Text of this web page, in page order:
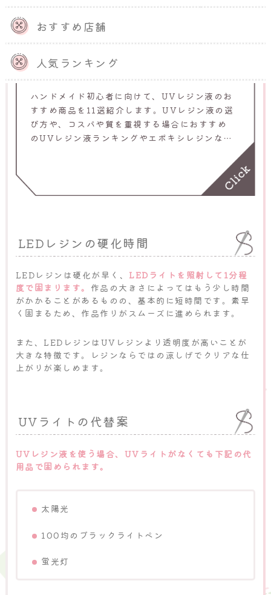
おすすめ店舗
人気ランキング
UVレジン液のおすすめ11選！初心者
向けUVレジン液の選び方とは
ハンドメイド初心者に向けて、UVレジン液のお
すすめ商品を11選紹介します。UVレジン液の選
び方や、コスパや質を重視する場合におすすめ
のUVレジン液ランキングやエポキシレジンなど
LEDレジンの硬化時間
LEDレジンは硬化が早く、 LEDライトを照射して1分程
度で固まります。 作品の大きさによってはもう少し時間
がかかることがあるものの、基本的に短時間です。素早
く固まるため、作品作りがスムーズに進められます。
また、LEDレジンはUVレジンより透明度が高いことが
大きな特徴です。レジンならではの涼しげでクリアな仕
上がりが楽しめます。
UVライトの代替案
UVレジン液を使う場合、UVライトがなくても下記の代
用品で固められます。
太陽光
100均のブラックライトペン
蛍光灯